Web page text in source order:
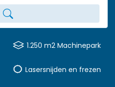
1.250 m2 Machinepark
Lasersnijden en frezen